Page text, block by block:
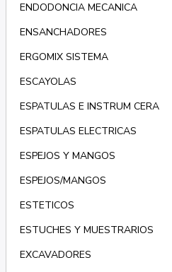
ENDODONCIA MECANICA
ENSANCHADORES
ERGOMIX SISTEMA
ESCAYOLAS
ESPATULAS E INSTRUM CERA
ESPATULAS ELECTRICAS
ESPEJOS Y MANGOS
ESPEJOS/MANGOS
ESTETICOS
ESTUCHES Y MUESTRARIOS
EXCAVADORES